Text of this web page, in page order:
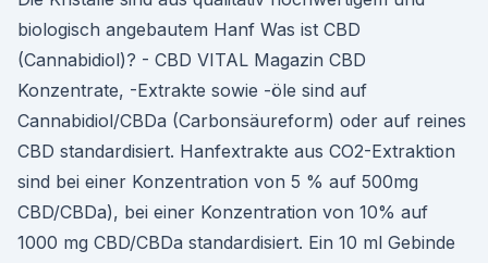
biologisch angebautem Hanf Was ist CBD
(Cannabidiol)? - CBD VITAL Magazin CBD
Konzentrate, -Extrakte sowie -öle sind auf
Cannabidiol/CBDa (Carbonsäureform) oder auf reines
CBD standardisiert. Hanfextrakte aus CO2-Extraktion
sind bei einer Konzentration von 5 % auf 500mg
CBD/CBDa), bei einer Konzentration von 10% auf
1000 mg CBD/CBDa standardisiert. Ein 10 ml Gebinde